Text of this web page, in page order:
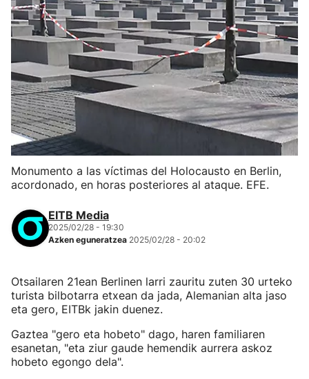
Monumento a las víctimas del Holocausto en Berlin,
acordonado, en horas posteriores al ataque. EFE.
EITB Media
2025/02/28 - 19:30
Azken eguneratzea 2025/02/28 - 20:02
Otsailaren 21ean Berlinen larri zauritu zuten 30 urteko
turista bilbotarra etxean da jada, Alemanian alta jaso
eta gero, EITBk jakin duenez.
Gaztea "gero eta hobeto" dago, haren familiaren
esanetan, "eta ziur gaude hemendik aurrera askoz
hobeto egongo dela".